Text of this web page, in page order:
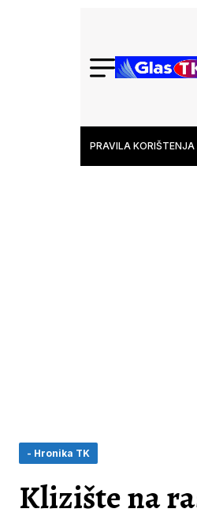
PRAVILA KORIŠTENJA
- Hronika TK
Klizište na